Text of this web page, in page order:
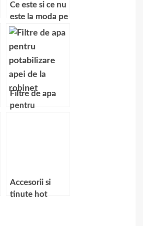
Ce este si ce nu
este la moda pe
plaja?
Filtre de apa
pentru
Accesorii si
tinute hot